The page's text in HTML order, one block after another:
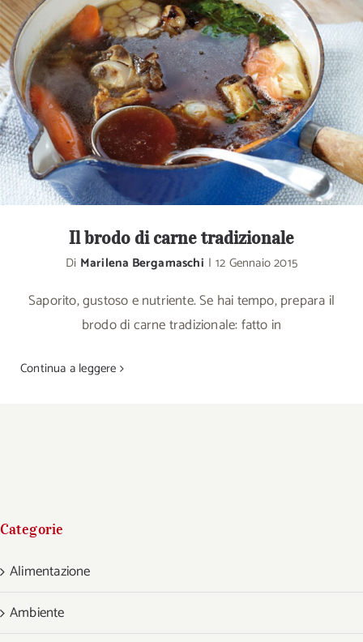
Il brodo di carne tradizionale
Di Marilena Bergamaschi | 12 Gennaio 2015
Saporito, gustoso e nutriente. Se hai tempo, prepara il
brodo di carne tradizionale: fatto in
Continua a leggere
Categorie
Alimentazione
Ambiente